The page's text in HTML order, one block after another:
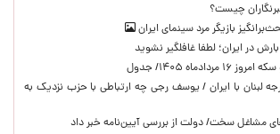
چیست؟
بازیگر مرد سینمای ایران
در ایران؛ لطفا غافلگیر نشوید
۱۴۰۵/ جدول
لبنان با ایران / یوسف رجی چه ارتباطی با حزب نزدیک به
مشاغل سخت/ دولت از بررسی آیین‌نامه خبر داد